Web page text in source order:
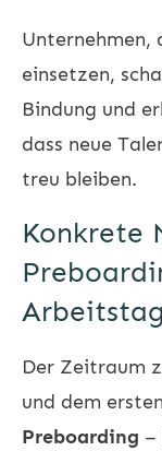
Unternehmen,
einsetzen,
Bindung und
dass neue
treu bleiben.
Konkrete
Arbeitstag
Der Zeitraum
und dem
Preboarding –